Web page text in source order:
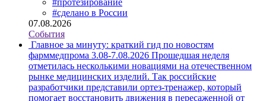
#сделано в России
07.08.2026
События
Главное за минуту: краткий гид по новостям
фарммедпрома 3.08-7.08.2026 Прошедшая неделя
отметилась несколькими новациями на отечественном
рынке медицинских изделий. Так российские
разработчики представили ортез-тренажер, который
помогает восстановить движения в пересаженной от